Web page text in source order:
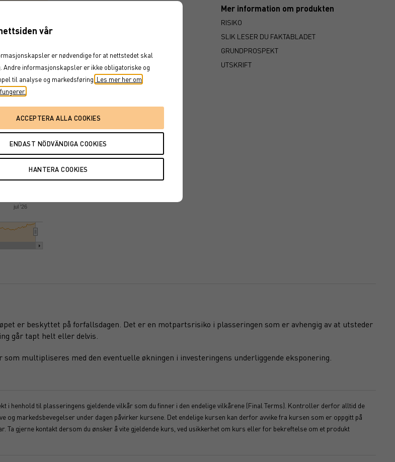
jul '26
aug 5, 2026
FAKTABLAD
Mer information om produkten
RISIKO
SLIK LESER DU FAKTABLADET
GRUNDPROSPEKT
UTSKRIFT
er beskyttet på forfallsdagen. Det er en motpartsrisiko i plasseringen som er avhengig av at utsteder
går tapt helt eller delvis.
multipliseres med den eventuelle økningen i investeringens underliggende eksponering.
henhold til plasseringens gjeldende vilkår som du finner i den endelige vilkårene (Final Terms). Kontroller derfor alltid de
og markedsbevegelser under dagen påvirker kursene. Det endelige kursen kan derfor avvike fra kursen som er oppgitt på
Ta gjerne kontakt dersom du ønsker å vite gjeldende kurs, ved usikkerhet om kurs eller for bekreftelse om et produkt
vår
er nødvendige for at nettstedet skal
Andre informasjonskapsler er ikke obligatoriske og
til analyse og markedsføring. Les mer her om